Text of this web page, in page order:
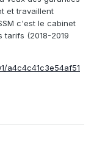
et travaillent
c'est le cabinet
(2018-2019
a4c4c41c3e54af51